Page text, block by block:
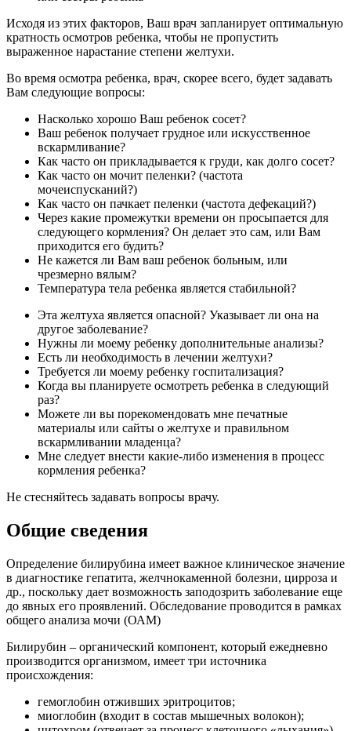
Исходя из этих факторов, Ваш врач запланирует оптимальную
кратность осмотров ребенка, чтобы не пропустить
выраженное нарастание степени желтухи.
Во время осмотра ребенка, врач, скорее всего, будет задавать
Вам следующие вопросы:
Насколько хорошо Ваш ребенок сосет?
Ваш ребенок получает грудное или искусственное
вскармливание?
Как часто он прикладывается к груди, как долго сосет?
Как часто он мочит пеленки? (частота
мочеиспусканий?)
Как часто он пачкает пеленки (частота дефекаций?)
Через какие промежутки времени он просыпается для
следующего кормления? Он делает это сам, или Вам
приходится его будить?
Не кажется ли Вам ваш ребенок больным, или
чрезмерно вялым?
Температура тела ребенка является стабильной?
Эта желтуха является опасной? Указывает ли она на
другое заболевание?
Нужны ли моему ребенку дополнительные анализы?
Есть ли необходимость в лечении желтухи?
Требуется ли моему ребенку госпитализация?
Когда вы планируете осмотреть ребенка в следующий
раз?
Можете ли вы порекомендовать мне печатные
материалы или сайты о желтухе и правильном
вскармливании младенца?
Мне следует внести какие-либо изменения в процесс
кормления ребенка?
Не стесняйтесь задавать вопросы врачу.
Общие сведения
Определение билирубина имеет важное клиническое значение
в диагностике гепатита, желчнокаменной болезни, цирроза и
др., поскольку дает возможность заподозрить заболевание еще
до явных его проявлений. Обследование проводится в рамках
общего анализа мочи (ОАМ)
Билирубин – органический компонент, который ежедневно
производится организмом, имеет три источника
происхождения:
гемоглобин отживших эритроцитов;
миоглобин (входит в состав мышечных волокон);